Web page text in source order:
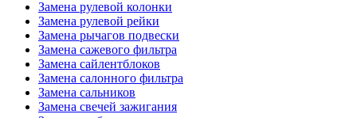
Замена рулевой колонки
Замена рулевой рейки
Замена рычагов подвески
Замена сажевого фильтра
Замена сайлентблоков
Замена салонного фильтра
Замена сальников
Замена свечей зажигания